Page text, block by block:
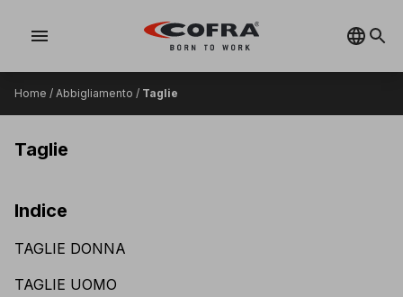
menu
Home / Abbigliamento / Taglie
Taglie
Indice
TAGLIE DONNA
TAGLIE UOMO